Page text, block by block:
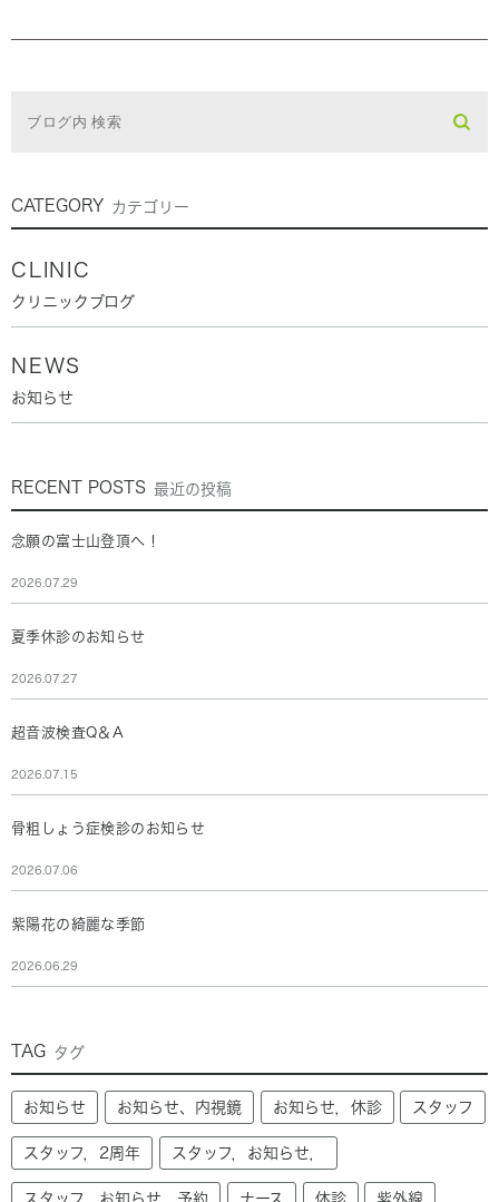
CATEGORY カテゴリー
CLINIC
クリニックブログ
NEWS
お知らせ
RECENT POSTS 最近の投稿
念願の富士山登頂へ！
2026.07.29
夏季休診のお知らせ
2026.07.27
超音波検査Q＆A
2026.07.15
骨粗しょう症検診のお知らせ
2026.07.06
紫陽花の綺麗な季節
2026.06.29
TAG タグ
お知らせ お知らせ、内視鏡 お知らせ，休診 スタッフ
スタッフ，2周年 スタッフ，お知らせ，
スタッフ，お知らせ，予約 ナース 休診 紫外線